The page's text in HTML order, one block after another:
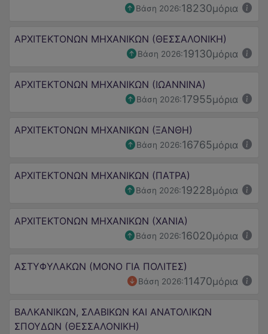
Βάση 2026:18230μόρια
ΑΡΧΙΤΕΚΤΟΝΩΝ ΜΗΧΑΝΙΚΩΝ (ΘΕΣΣΑΛΟΝΙΚΗ)
Βάση 2026:19130μόρια
ΑΡΧΙΤΕΚΤΟΝΩΝ ΜΗΧΑΝΙΚΩΝ (ΙΩΑΝΝΙΝΑ)
Βάση 2026:17955μόρια
ΑΡΧΙΤΕΚΤΟΝΩΝ ΜΗΧΑΝΙΚΩΝ (ΞΑΝΘΗ)
Βάση 2026:16765μόρια
ΑΡΧΙΤΕΚΤΟΝΩΝ ΜΗΧΑΝΙΚΩΝ (ΠΑΤΡΑ)
Βάση 2026:19228μόρια
ΑΡΧΙΤΕΚΤΟΝΩΝ ΜΗΧΑΝΙΚΩΝ (ΧΑΝΙΑ)
Βάση 2026:16020μόρια
ΑΣΤΥΦΥΛΑΚΩΝ (ΜΟΝΟ ΓΙΑ ΠΟΛΙΤΕΣ)
Βάση 2026:11470μόρια
ΒΑΛΚΑΝΙΚΩΝ, ΣΛΑΒΙΚΩΝ ΚΑΙ ΑΝΑΤΟΛΙΚΩΝ
ΣΠΟΥΔΩΝ (ΘΕΣΣΑΛΟΝΙΚΗ)